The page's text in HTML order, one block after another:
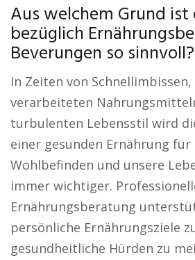
Aus welchem Grund
bezüglich
Beverungen so sinnvoll?
In Zeiten von
verarbeiteten
turbulenten Lebensstil wird
einer gesunden Ernährung für
Wohlbefinden und unsere
immer wichtiger.
Ernährungsberatung
persönliche Ernährungsziele
gesundheitliche Hürden zu